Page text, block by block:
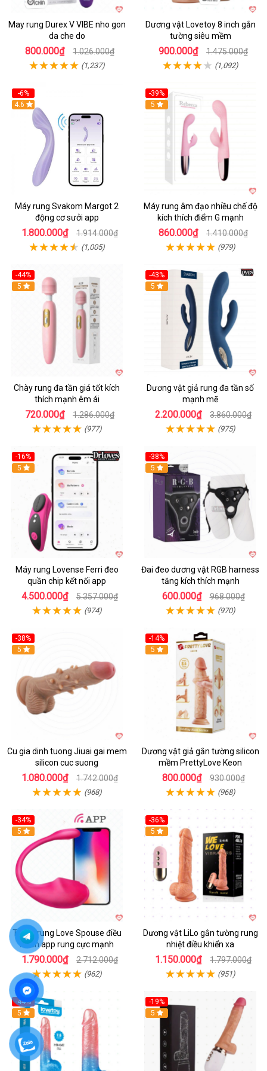
May rung Durex V VIBE nho gon
da che do
800.000₫ 1.026.000₫
(1,237)
Dương vật Lovetoy 8 inch gắn
tường siêu mềm
900.000₫ 1.475.000₫
(1,092)
-6%
4.6
Máy rung Svakom Margot 2
động cơ sưởi app
1.800.000₫ 1.914.000₫
(1,005)
-39%
Hot
5
Máy rung âm đạo nhiều chế độ
kích thích điểm G mạnh
860.000₫ 1.410.000₫
(979)
-44%
Hot
5
Chày rung đa tần giá tốt kích
thích mạnh êm ái
720.000₫ 1.286.000₫
(977)
-43%
Hot
5
Dương vật giả rung đa tần số
mạnh mẽ
2.200.000₫ 3.860.000₫
(975)
-16%
Hot
5
Máy rung Lovense Ferri đeo
quần chip kết nối app
4.500.000₫ 5.357.000₫
(974)
-38%
Hot
5
Đai đeo dương vật RGB harness
tăng kích thích mạnh
600.000₫ 968.000₫
(970)
-38%
5
Cu gia dinh tuong Jiuai gai mem
silicon cuc suong
1.080.000₫ 1.742.000₫
(968)
-14%
5
Dương vật giả gắn tường silicon
mềm PrettyLove Keon
800.000₫ 930.000₫
(968)
-34%
5
Trứng rung Love Spouse điều
khiển app rung cực mạnh
1.790.000₫ 2.712.000₫
(962)
-36%
5
Dương vật LiLo gắn tường rung
nhiệt điều khiển xa
1.150.000₫ 1.797.000₫
(951)
-44%
Hot
5
-19%
Hot
5